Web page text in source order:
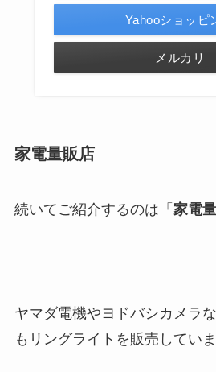
Yahooショッピ
メルカリ
家電量販店
続いてご紹介するのは「 家電
ヤマダ電機やヨドバシカメラ
もリングライトを販売していま